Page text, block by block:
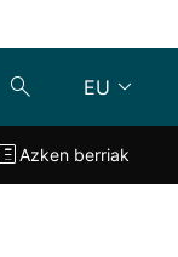
EU
Zuzenean
Azken berriak